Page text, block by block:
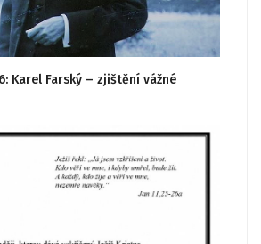
Karel Farský – zjištění vážné